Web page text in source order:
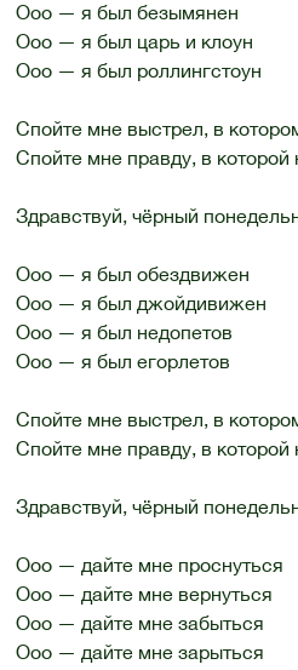
Ооо — я был безымянен
Ооо — я был царь и клоун
Ооо — я был роллингстоун
Спойте мне выстрел, в
Спойте мне правду, в которой
Здравствуй, чёрный
Ооо — я был обездвижен
Ооо — я был джойдивижен
Ооо — я был недопетов
Ооо — я был егорлетов
Спойте мне выстрел, в
Спойте мне правду, в которой
Здравствуй, чёрный
Ооо — дайте мне проснуться
Ооо — дайте мне вернуться
Ооо — дайте мне забыться
Ооо — дайте мне зарыться